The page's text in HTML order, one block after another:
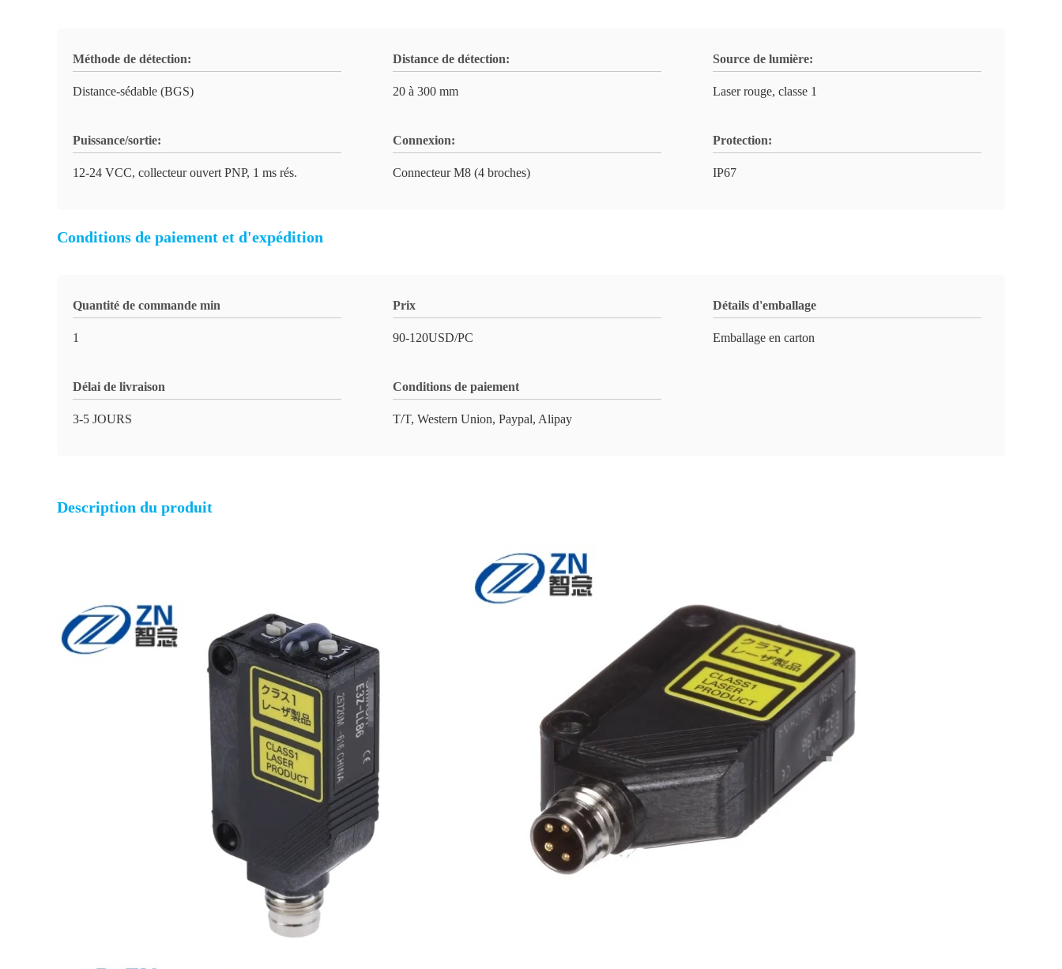
Méthode de détection:
Distance-sédable (BGS)
Distance de détection:
20 à 300 mm
Source de lumière:
Laser rouge, classe 1
Puissance/sortie:
12-24 VCC, collecteur ouvert PNP, 1 ms rés.
Connexion:
Connecteur M8 (4 broches)
Protection:
IP67
Conditions de paiement et d'expédition
Quantité de commande min
1
Prix
90-120USD/PC
Détails d'emballage
Emballage en carton
Délai de livraison
3-5 JOURS
Conditions de paiement
T/T, Western Union, Paypal, Alipay
Description du produit